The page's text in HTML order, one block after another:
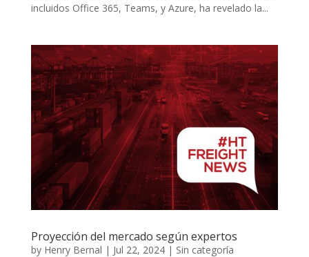
incluidos Office 365, Teams, y Azure, ha revelado la...
Proyección del mercado según expertos
by Henry Bernal | Jul 22, 2024| Sin categoría